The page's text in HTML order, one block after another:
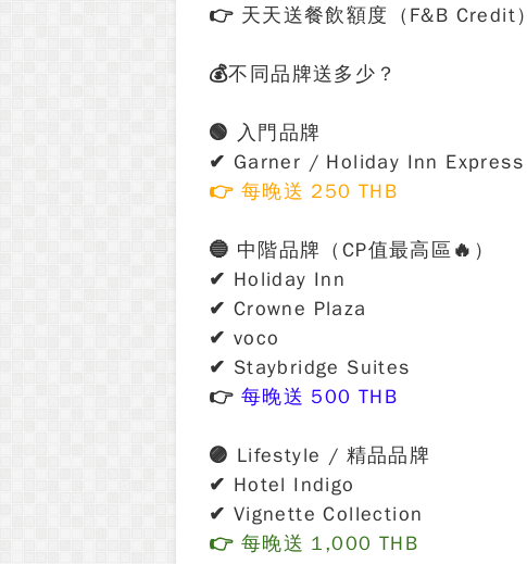
👉 天天送餐飲額度（F&B Credit）
💰不同品牌送多少？
🟢 入門品牌
✔ Garner / Holiday Inn Express
👉 每晚送 250 THB
🔵 中階品牌（CP值最高區🔥）
✔ Holiday Inn
✔ Crowne Plaza
✔ voco
✔ Staybridge Suites
👉 每晚送 500 THB
🟣 Lifestyle / 精品品牌
✔ Hotel Indigo
✔ Vignette Collection
👉 每晚送 1,000 THB